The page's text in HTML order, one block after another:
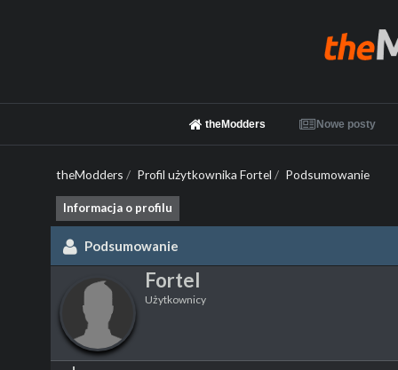
theModders Nowe posty
theModders / Profil użytkownika Fortel / Podsumowanie
Informacja o profilu
Podsumowanie
Fortel
Użytkownicy